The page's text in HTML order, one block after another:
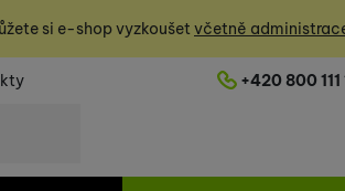
si e-shop vyzkoušet včetně
Telefonní číslo
+420 800 111